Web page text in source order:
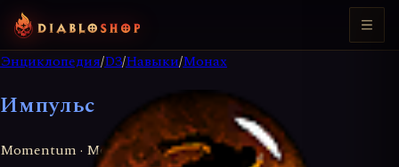
Энциклопедия/D3/Навыки/Монах
Импульс
Momentum · Монах (Пассивный)